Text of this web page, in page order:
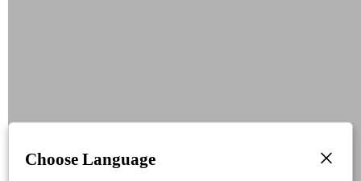
Choose Language